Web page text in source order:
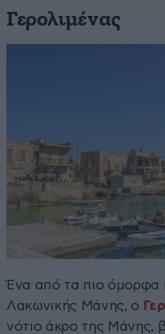
Γερολιμένας
Ένα από τα πιο όμορφα
Λακωνικής Μάνης, ο
νότιο άκρο της Μάνης,